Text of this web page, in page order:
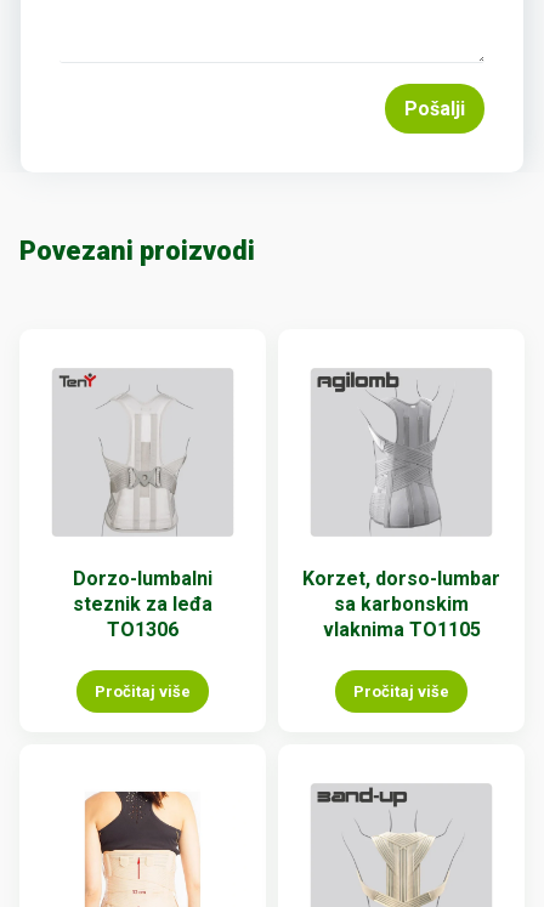
Pošalji
Povezani proizvodi
Dorzo-lumbalni
steznik za leđa
TO1306
Pročitaj više
Korzet, dorso-lumbar
sa karbonskim
vlaknima TO1105
Pročitaj više